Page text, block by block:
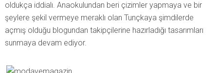
oldukça iddialı. Anaokulundan beri çizimler yapmaya ve bir
şeylere şekil vermeye meraklı olan Tunçkaya şimdilerde
açmış olduğu blogundan takipçilerine hazırladığı tasarımları
sunmaya devam ediyor.